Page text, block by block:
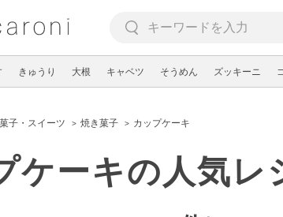
きゅうり 大根 キャベツ そうめん ズッキーニ
子・スイーツ 焼き菓子 カップケーキ
ケーキの人気レ